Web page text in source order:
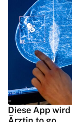
Diese App